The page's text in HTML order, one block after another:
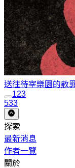
送往待宰樂園的赦
123
533
探索
最新消息
作者一覽
關於